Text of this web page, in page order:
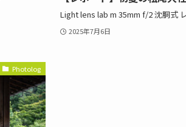
Light lens lab m 35mm f/2 沈胴式
2025年7月6日
Photolog